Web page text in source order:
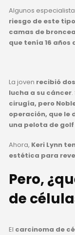
Algunos
riesgo de este
camas de
que tenía 16 años
La joven recibió
lucha a su cáncer.
cirugía, pero
operación, que le
una pelota de
Ahora, Keri Lynn
estética para
Pero,
de
El carcinoma de